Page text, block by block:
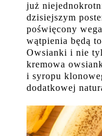
już
dzisiejszym
poświęcony
wątpienia będą
Owsianki i nie
kremowa
i syropu
dodatkowej